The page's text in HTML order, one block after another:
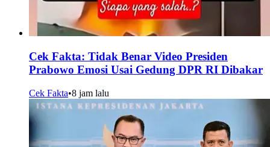
Cek Fakta: Tidak Benar Video Presiden
Prabowo Emosi Usai Gedung DPR RI Dibakar
Cek Fakta•8 jam lalu